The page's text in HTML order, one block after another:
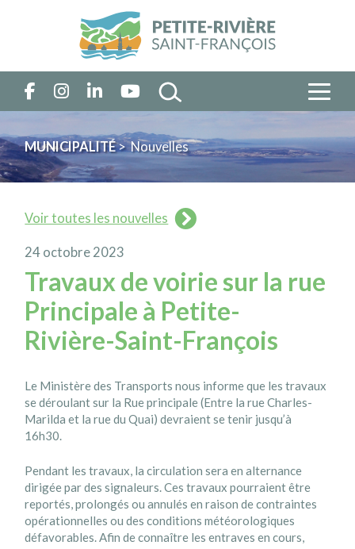
MUNICIPALITÉ> Nouvelles
Voir toutes les nouvelles
24 octobre 2023
Travaux de voirie sur la rue
Principale à Petite-
Rivière-Saint-François
Le Ministère des Transports nous informe que les travaux
se déroulant sur la Rue principale (Entre la rue Charles-
Marilda et la rue du Quai) devraient se tenir jusqu’à
16h30.
Pendant les travaux, la circulation sera en alternance
dirigée par des signaleurs. Ces travaux pourraient être
reportés, prolongés ou annulés en raison de contraintes
opérationnelles ou des conditions météorologiques
défavorables. Afin de connaître les entraves en cours,